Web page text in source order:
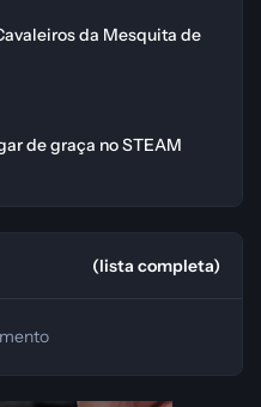
da Mesquita de
de graça no STEAM
(lista completa)